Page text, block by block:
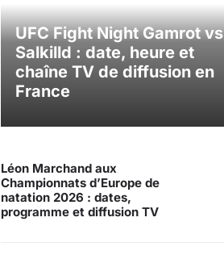
UFC Fight Night Gamrot vs
Salkilld : date, heure et
chaîne TV de diffusion en
France
Léon Marchand aux
Championnats d’Europe de
natation 2026 : dates,
programme et diffusion TV